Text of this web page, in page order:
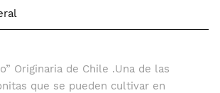
Originaria de Chile .Una de las
que se pueden cultivar en